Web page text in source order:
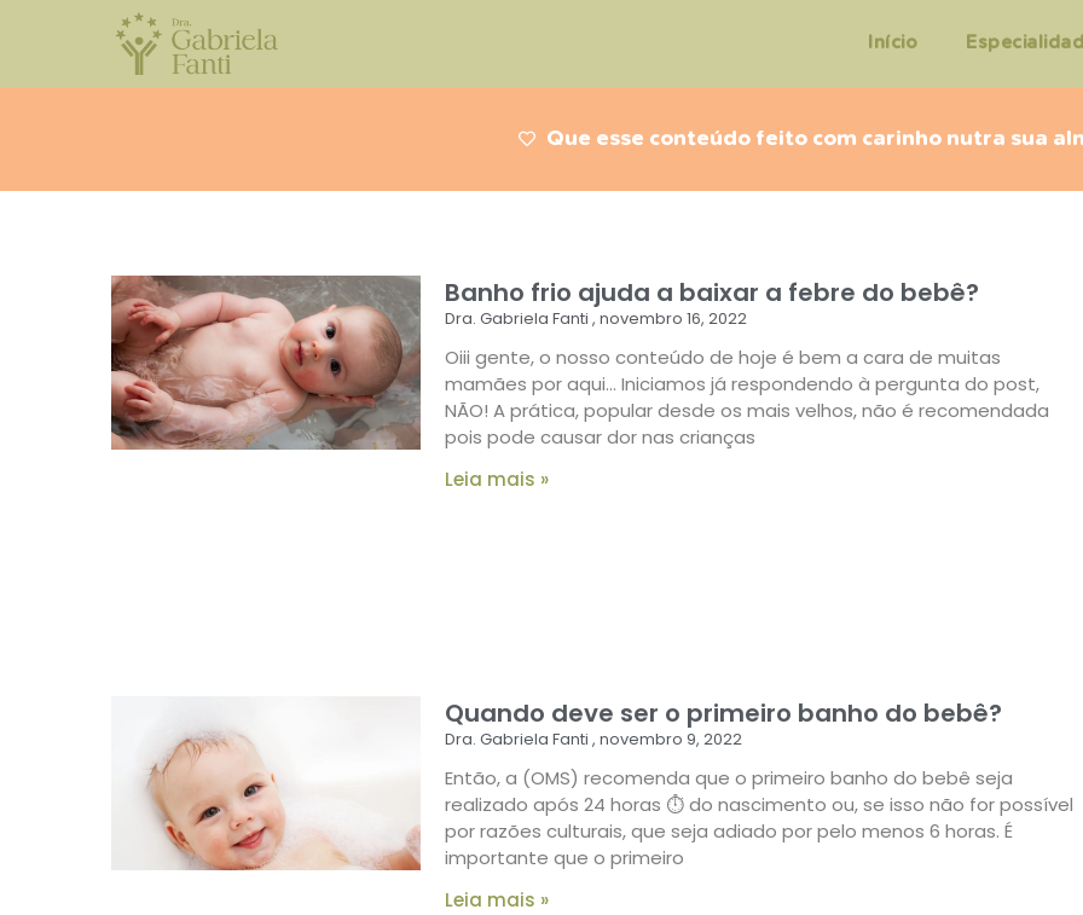
Início
Que esse conteúdo feito com carinho nutra sua
Banho frio ajuda a baixar a febre do bebê?
Dra. Gabriela Fanti novembro 16, 2022
Oiii gente, o nosso conteúdo de hoje é bem a cara de muitas
mamães por aqui… Iniciamos já respondendo à pergunta do post,
NÃO! A prática, popular desde os mais velhos, não é recomendada
pois pode causar dor nas crianças
Leia mais »
Quando deve ser o primeiro banho do bebê?
Dra. Gabriela Fanti novembro 9, 2022
Então, a (OMS) recomenda que o primeiro banho do bebê seja
realizado após 24 horas ⏱ do nascimento ou, se isso não for possível
por razões culturais, que seja adiado por pelo menos 6 horas. É
importante que o primeiro
Leia mais »